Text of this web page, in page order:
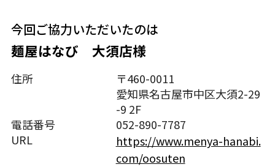
今回ご協⼒いただいたのは
麺屋はなび 大須店様
住所
〒460-0011
愛知県名古屋市中区大須2-29
-9 2F
電話番号
052-890-7787
URL
https://www.menya-hanabi.
com/oosuten